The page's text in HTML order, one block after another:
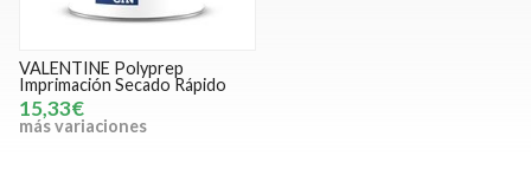
VALENTINE Polyprep
Imprimación Secado Rápido
15,33€
más variaciones